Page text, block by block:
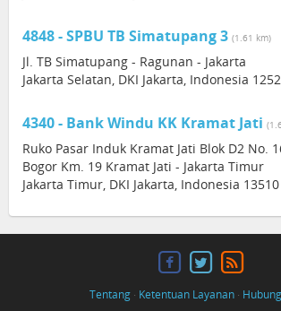
4848 - SPBU TB Simatupang 3 (1.61 km)
Jl. TB Simatupang - Ragunan - Jakarta
Jakarta Selatan, DKI Jakarta, Indonesia
4340 - Bank Windu KK Kramat Jati
Ruko Pasar Induk Kramat Jati Blok D2 No.
Bogor Km. 19 Kramat Jati - Jakarta Timur
Jakarta Timur, DKI Jakarta, Indonesia 13510
Tentang· Ketentuan Layanan·